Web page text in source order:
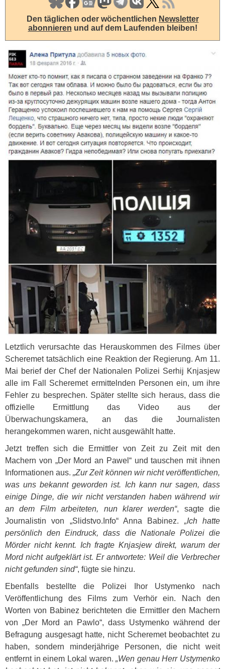
Den täglichen oder wöchentlichen Newsletter
abonnieren und auf dem Laufenden bleiben!
Letztlich verursachte das Herauskommen des Filmes über
Scheremet tatsächlich eine Reaktion der Regierung. Am 11.
Mai berief der Chef der Nationalen Polizei Serhij Knjasjew
alle im Fall Scheremet ermittelnden Personen ein, um ihre
Fehler zu besprechen. Später stellte sich heraus, dass die
offizielle Ermittlung das Video aus der
Überwachungskamera, an das die Journalisten
herangekommen waren, nicht ausgewählt hatte.
Jetzt treffen sich die Ermittler von Zeit zu Zeit mit den
Machern von „Der Mord an Pawel“ und tauschen mit ihnen
Informationen aus.„Zur Zeit können wir nicht veröffentlichen,
was uns bekannt geworden ist. Ich kann nur sagen, dass
einige Dinge, die wir nicht verstanden haben während wir
an dem Film arbeiteten, nun klarer werden“, sagte die
Journalistin von „Slidstvo.Info“ Anna Babinez. „Ich hatte
persönlich den Eindruck, dass die Nationale Polizei die
Mörder nicht kennt. Ich fragte Knjasjew direkt, warum der
Mord nicht aufgeklärt ist. Er antwortete: Weil die Verbrecher
nicht gefunden sind“, fügte sie hinzu.
Ebenfalls bestellte die Polizei Ihor Ustymenko nach
Veröffentlichung des Films zum Verhör ein. Nach den
Worten von Babinez berichteten die Ermittler den Machern
von „Der Mord an Pawlo“, dass Ustymenko während der
Befragung ausgesagt hatte, nicht Scheremet beobachtet zu
haben, sondern minderjährige Personen, die nicht weit
entfernt in einem Lokal waren.„Wen genau Herr Ustymenko